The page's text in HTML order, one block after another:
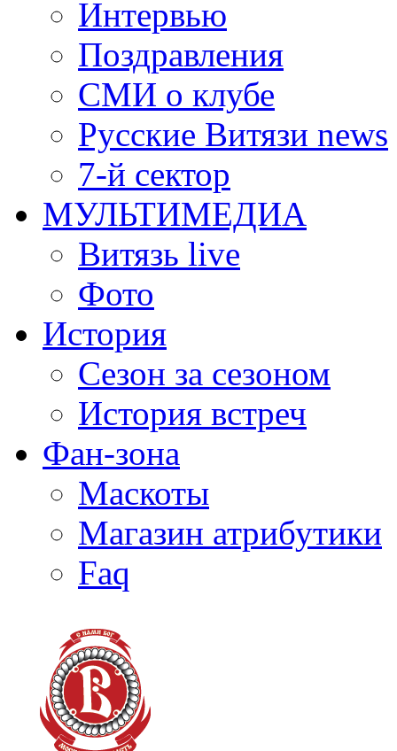
Интервью
Поздравления
СМИ о клубе
Русские Витязи news
7-й сектор
МУЛЬТИМЕДИА
Витязь live
Фото
История
Сезон за сезоном
История встреч
Фан-зона
Маскоты
Магазин атрибутики
Faq